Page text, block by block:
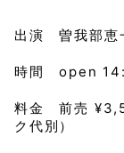
出演 曽我部恵
時間 open
料金 前売
ク代別）